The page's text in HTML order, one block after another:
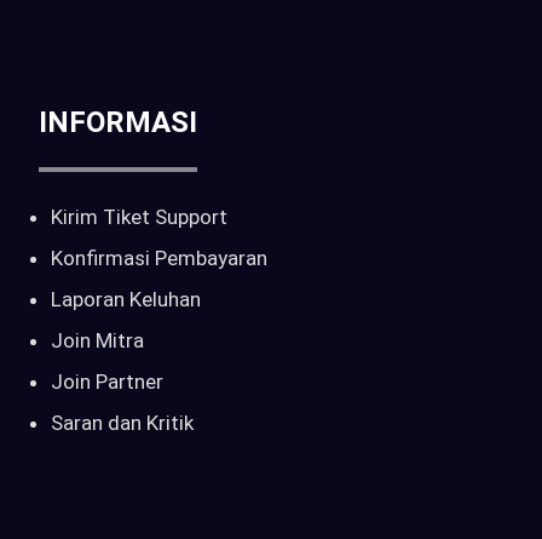
INFORMASI
Kirim Tiket Support
Konfirmasi Pembayaran
Laporan Keluhan
Join Mitra
Join Partner
Saran dan Kritik